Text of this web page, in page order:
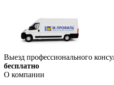
Выезд профессионального
бесплатно
О компании